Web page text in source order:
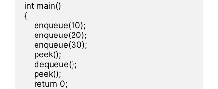
int main()
{
    enqueue(10);
    enqueue(20);
    enqueue(30);
    peek();
    dequeue();
    peek();
    return 0;